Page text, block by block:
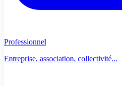
Professionnel
Entreprise, association, collectivité...